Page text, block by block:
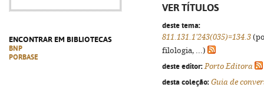
ENCONTRAR EM BIBLIOTECAS
BNP
PORBASE
VER TÍTULOS
deste tema:
811.131.1'243(035)=134.3
filologia, ...)
deste editor: Porto Editora
desta coleção: Guia de